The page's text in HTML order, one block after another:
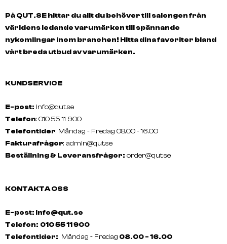
På QUT.SE hittar du allt du behöver till salongen från
världens ledande varumärken till spännande
nykomlingar inom branchen! Hitta dina favoriter bland
vårt breda utbud av varumärken.
KUNDSERVICE
E-post: info@qut.se
Telefon: 010 55 11 900
Telefontider: Måndag - Fredag 08.00 - 16.00
Fakturafrågor: admin@qut.se
Beställning & Leveransfrågor: order@qut.se
KONTAKTA OSS
E-post: info@qut.se
Telefon: 010 55 11 900
Telefontider: Måndag - Fredag 08.00 - 16.00